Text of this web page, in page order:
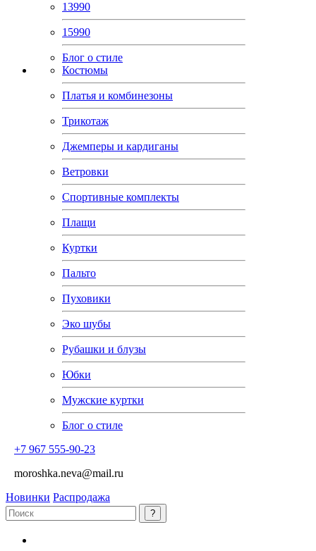
13990
15990
Блог о стиле
Костюмы
Платья и комбинезоны
Трикотаж
Джемперы и кардиганы
Ветровки
Спортивные комплекты
Плащи
Куртки
Пальто
Пуховики
Эко шубы
Рубашки и блузы
Юбки
Мужские куртки
Блог о стиле
+7 967 555-90-23
moroshka.neva@mail.ru
Новинки Распродажа